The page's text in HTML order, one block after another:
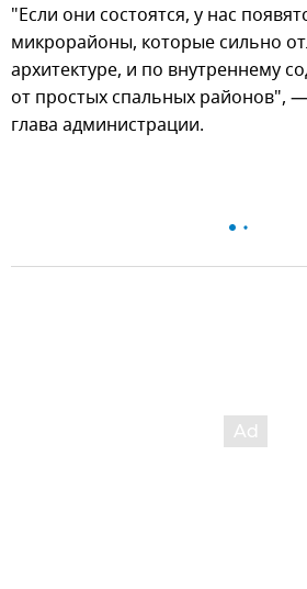
"Если они состоятся, у нас
микрорайоны, которые сильно
архитектуре, и по внутреннему
от простых спальных районов",
глава администрации.